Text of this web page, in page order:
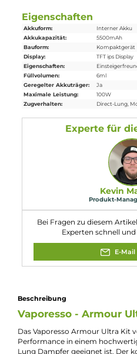
1x Vaporesso iTank T Tank
1x Vaporesso GTi Dual Mesh
(vorinstalliert)
1x Vaporesso GTi Dual
1x USB Typ-C Kabel
1x Ersatz Silikon- Dichtung
Ersatzglas
1x Tank-Protection Sleeve
1x Bedienungsanleitung
Abmessungen
Füllvolumen: 6.0ml
Akkuform:
Bauform:
Display:
TFT ips
Eigenschaften:
Füllvolumen:
6ml